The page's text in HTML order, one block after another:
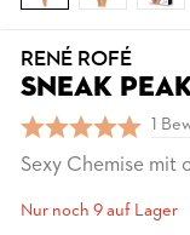
RENÉ ROFÉ
SNEAK
1
Sexy Chemise mit
Nur noch 9 auf Lager